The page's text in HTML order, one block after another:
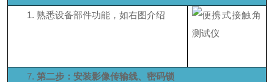
1. 熟悉设备部件功能，如右图介绍
7. 第二步：安装影像传输线、密码锁